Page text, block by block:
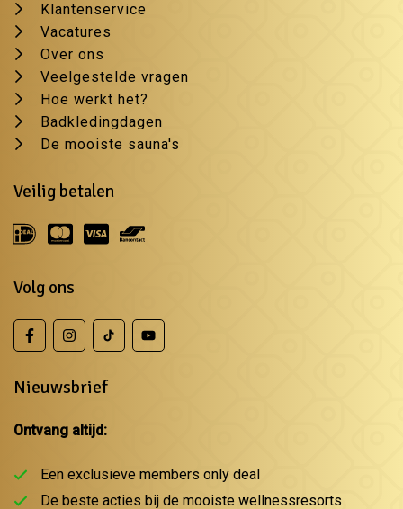
Klantenservice
Vacatures
Over ons
Veelgestelde vragen
Hoe werkt het?
Badkledingdagen
De mooiste sauna's
Veilig betalen
Volg ons
Nieuwsbrief
Ontvang altijd:
Een exclusieve members only deal
De beste acties bij de mooiste wellnessresorts